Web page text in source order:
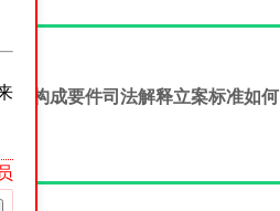
义构成要件司法解释立案标准如何